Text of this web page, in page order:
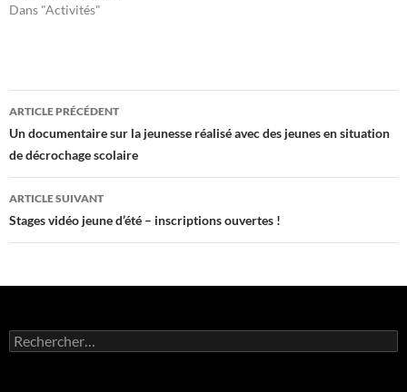
Dans "Activités"
Navigation
des
articles
ARTICLE PRÉCÉDENT
Un documentaire sur la jeunesse réalisé avec des jeunes en situation
de décrochage scolaire
ARTICLE SUIVANT
Stages vidéo jeune d’été – inscriptions ouvertes !
Rechercher :